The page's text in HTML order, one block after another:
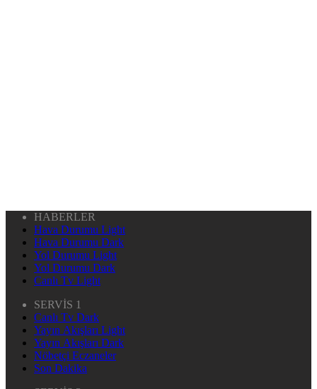
HABERLER
Hava Durumu Light
Hava Durumu Dark
Yol Durumu Light
Yol Durumu Dark
Canlı Tv Light
SERVİS 1
Canlı Tv Dark
Yayın Akışları Light
Yayın Akışları Dark
Nöbetçi Eczaneler
Son Dakika